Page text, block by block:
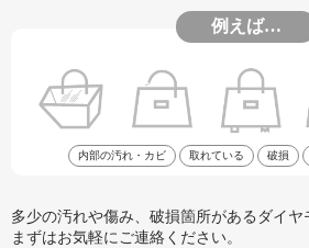
例えば…
内部の汚れ・カビ 取れている 破損
多少の汚れや傷み、破損箇所があるダイヤ
まずはお気軽にご連絡ください。